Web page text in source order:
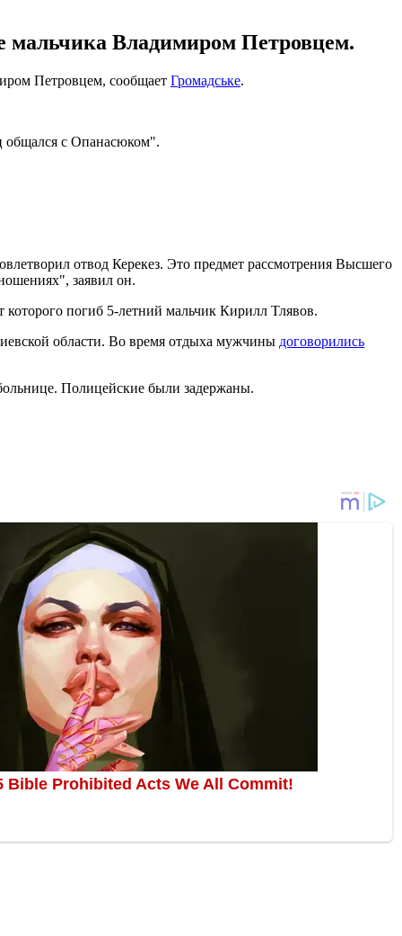
мальчика Владимиром Петровцем.
Петровцем, сообщает Громадське.
общался с Опанасюком".
отвод Керекез. Это предмет рассмотрения Высшего
заявил он.
которого погиб 5-летний мальчик Кирилл Тлявов.
области. Во время отдыха мужчины договорились
Полицейские были задержаны.